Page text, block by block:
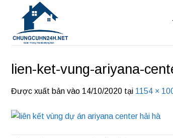
dung
lien-ket-vung-ariyana-
Được xuất bản vào 14/10/2020 tại 1154 ×